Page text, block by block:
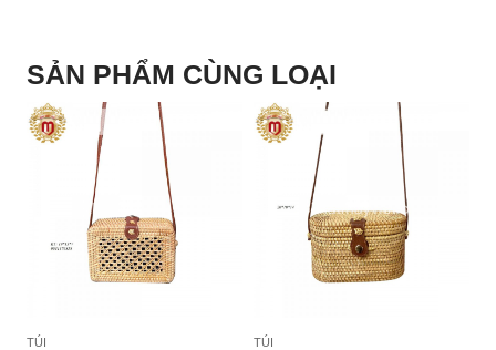
SẢN PHẨM CÙNG LOẠI
TÚI TÚI